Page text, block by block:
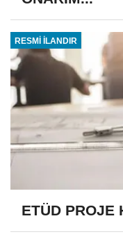
RESMİ İLANDIR
ETÜD PROJE